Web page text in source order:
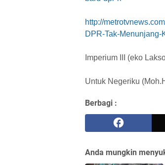
http://
DPR-Tak-Menunjang-
Imperium III (eko
Untuk Negeriku
Berbagi :
Anda mungkin